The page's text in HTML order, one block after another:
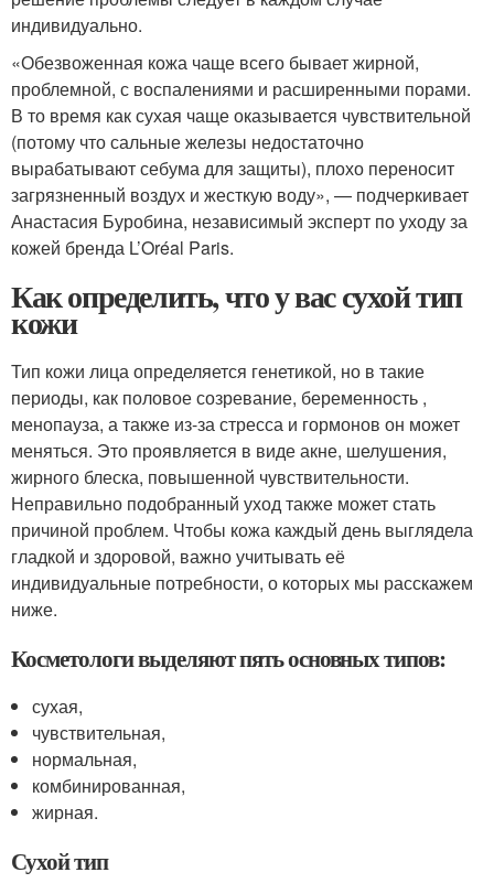
индивидуально.
«Обезвоженная кожа чаще всего бывает жирной,
проблемной, с воспалениями и расширенными порами.
В то время как сухая чаще оказывается чувствительной
(потому что сальные железы недостаточно
вырабатывают себума для защиты), плохо переносит
загрязненный воздух и жесткую воду», — подчеркивает
Анастасия Буробина, независимый эксперт по уходу за
кожей бренда L’Oréal Paris.
Как определить, что у вас сухой тип
кожи
Тип кожи лица определяется генетикой, но в такие
периоды, как половое созревание, беременность ,
менопауза, а также из-за стресса и гормонов он может
меняться. Это проявляется в виде акне, шелушения,
жирного блеска, повышенной чувствительности.
Неправильно подобранный уход также может стать
причиной проблем. Чтобы кожа каждый день выглядела
гладкой и здоровой, важно учитывать её
индивидуальные потребности, о которых мы расскажем
ниже.
Косметологи выделяют пять основных типов:
сухая,
чувствительная,
нормальная,
комбинированная,
жирная.
Сухой тип